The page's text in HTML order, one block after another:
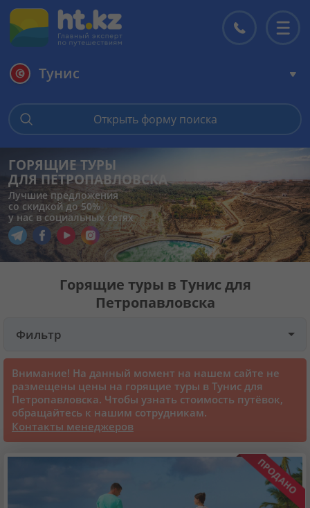
Горящие туры
Цены на туры
Страны
Туры
Круизы
Cтатьи
70101 отзыв наших туристов
Сертификаты
Тунис
Открыть форму поиска
ГОРЯЩИЕ ТУРЫ
ДЛЯ ПЕТРОПАВЛОВСКА
Лучшие предложения
со скидкой до 50%
у нас в социальных сетях
Перейти в наш Telegram
Перейти в наш Facebook
Перейти в наш YouTube
Перейти в наш Instagram
Горящие туры в Тунис для
Петропавловска
Фильтр
Внимание! На данный момент на нашем сайте не
размещены цены на горящие туры в Тунис для
Петропавловска. Чтобы узнать стоимость путёвок,
обращайтесь к нашим сотрудникам.
Контакты менеджеров